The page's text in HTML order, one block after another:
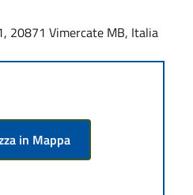
20871 Vimercate MB, Italia
in Mappa